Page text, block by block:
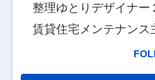
整理ゆとりデザイナー
賃貸住宅メンテナンス